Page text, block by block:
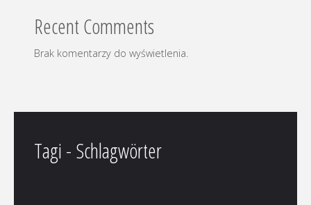
Recent Comments
Brak komentarzy do wyświetlenia.
Tagi - Schlagwörter